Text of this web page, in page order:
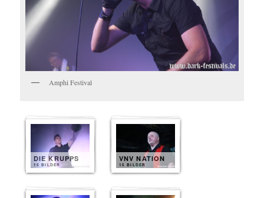
Amphi Festival
DIE KRUPPS
15 BILDER
VNV NATION
15 BILDER